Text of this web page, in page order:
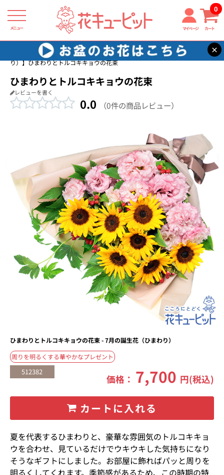
メニュー マイページ カート
0
×
花キューピット 7月の誕生花（ひまわり）
【7月の誕生花（ひまわ
り）】ひまわりとトルコキキョウの花束
ひまわりとトルコキキョウの花束
レビューを書く
0.0 （0件の商品レビュー）
ひまわりとトルコキキョウの花束 - 7月の誕生花（ひまわり）
周りを明るくする華やかなプレゼント
512382
価格： 7,700 円(税込)
カートに入れる
夏を代表するひまわりと、豪華な雰囲気のトルコキキョ
ウを合わせ、見ているだけでウキウキした気持ちになり
そうなギフトにしました。お部屋に飾ればパッと周りを
明るくしてくれます。季節感があるため、この時期の特